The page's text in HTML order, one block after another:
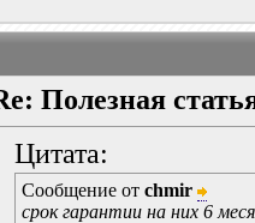
Полезная
Цитата:
Сообщение от chmir
срок гарантии на них 6